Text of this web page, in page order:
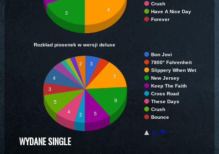
Crush
Have A Nice Day
Forever
3
4
Rozkład piosenek w wersji deluxe
Bon Jovi
7800° Fahrenheit
Slippery When Wet
New Jersey
Keep The Faith
Cross Road
These Days
Crush
Bounce
1/2
3
7
8
2
4
3
5
4
2 5
WYDANE SINGLE